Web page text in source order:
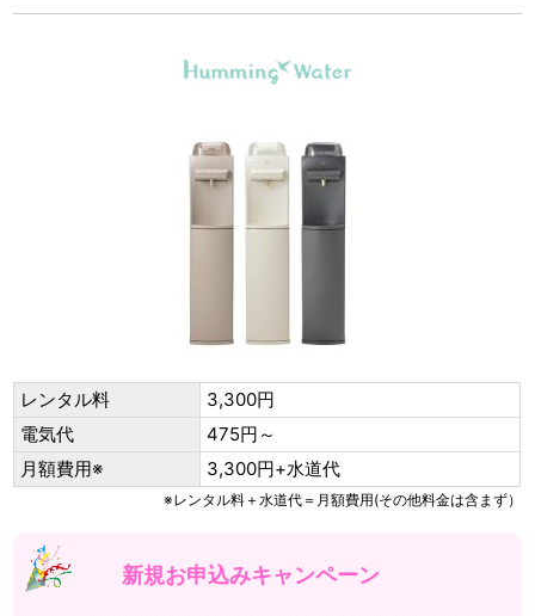
レンタル料
3,300円
電気代
475円～
月額費用※
3,300円+水道代
※レンタル料＋水道代＝月額費用(その他料金は含まず）
新規お申込みキャンペーン